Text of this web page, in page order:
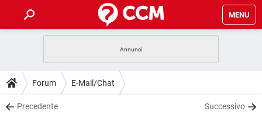
MENU
INTRATTENIMENTO
iOS
GUIDE
COVID-19
DOWNLOAD
Forum E-Mail/Chat
Precedente Successivo